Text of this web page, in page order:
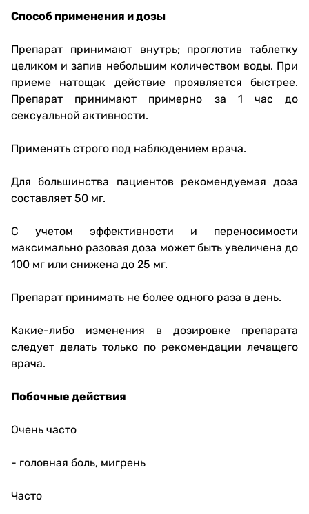
Способ применения и дозы
Препарат принимают внутрь; проглотив таблетку
целиком и запив небольшим количеством воды. При
приеме натощак действие проявляется быстрее.
Препарат принимают примерно за 1 час до
сексуальной активности.
Применять строго под наблюдением врача.
Для большинства пациентов рекомендуемая доза
составляет 50 мг.
С учетом эффективности и переносимости
максимально разовая доза может быть увеличена до
100 мг или снижена до 25 мг.
Препарат принимать не более одного раза в день.
Какие-либо изменения в дозировке препарата
следует делать только по рекомендации лечащего
врача.
Побочные действия
Очень часто
- головная боль, мигрень
Часто